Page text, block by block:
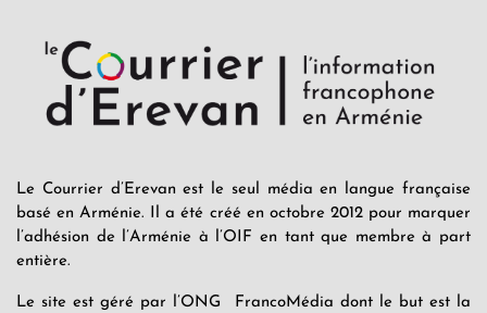
Le Courrier d’Erevan est le seul média en langue française
basé en Arménie. Il a été créé en octobre 2012 pour marquer
l’adhésion de l’Arménie à l’OIF en tant que membre à part
entière.
Le site est géré par l’ONG FrancoMédia dont le but est la